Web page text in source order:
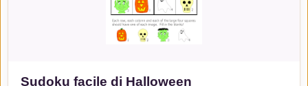
Sudoku facile di Halloween